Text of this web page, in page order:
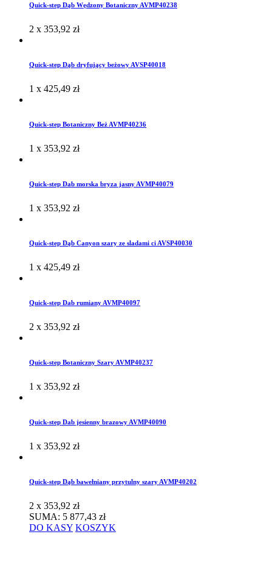
Quick-step Dąb Wędzony Botaniczny AVMP40238
2 x 353,92 zł
Quick-step Dąb dryfujący beżowy AVSP40018
1 x 425,49 zł
Quick-step Botaniczny Beż AVMP40236
1 x 353,92 zł
Quick-step Dab morska bryza jasny AVMP40079
1 x 353,92 zł
Quick-step Dąb Canyon szary ze sladami ci AVSP40030
1 x 425,49 zł
Quick-step Dab rumiany AVMP40097
2 x 353,92 zł
Quick-step Botaniczny Szary AVMP40237
1 x 353,92 zł
Quick-step Dab jesienny brazowy AVMP40090
1 x 353,92 zł
Quick-step Dąb bawełniany przytulny szary AVMP40202
2 x 353,92 zł
SUMA: 5 877,43 zł
DO KASY KOSZYK